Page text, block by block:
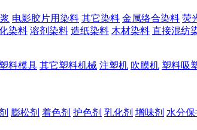
电影胶片用染料 其它染料 金属络合染料 荧
染料 溶剂染料 造纸染料 木材染料 直接混纺
塑料模具 其它塑料机械 注塑机 吹膜机 塑料吸
膨松剂 着色剂 护色剂 乳化剂 增味剂 水分保